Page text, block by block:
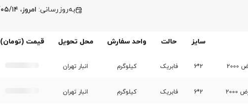
به‌روزرسانی: امروز، ۱۴۰۵/۰۵/۱۴
سایز حالت واحد سفارش محل تحویل قیمت (تومان)
2*6 فابریک کیلوگرم انبار تهران
2*6 فابریک کیلوگرم انبار تهران